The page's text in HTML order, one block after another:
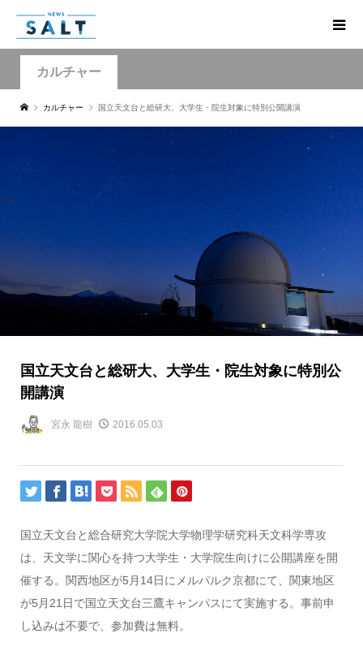
カルチャー
カルチャー 国立天文台と総研大、大学生・院生対象に特別公開講演
国立天文台と総研大、大学生・院生対象に特別公
開講演
宮永 龍樹 2016.05.03
国立天文台と総合研究大学院大学物理学研究科天文科学専攻
は、天文学に関心を持つ大学生・大学院生向けに公開講座を開
催する。関西地区が5月14日にメルパルク京都にて、関東地区
が5月21日で国立天文台三鷹キャンパスにて実施する。事前申
し込みは不要で、参加費は無料。